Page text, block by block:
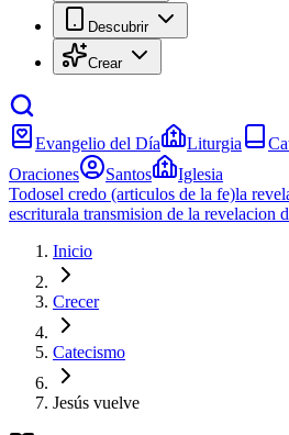
Descubrir
Crear
Evangelio del Día Liturgia
Oraciones
Santos
Iglesia
Todosel credo (articulos de la fe)la
escriturala transmision de la revelacion
Inicio
Crecer
Catecismo
Jesús vuelve